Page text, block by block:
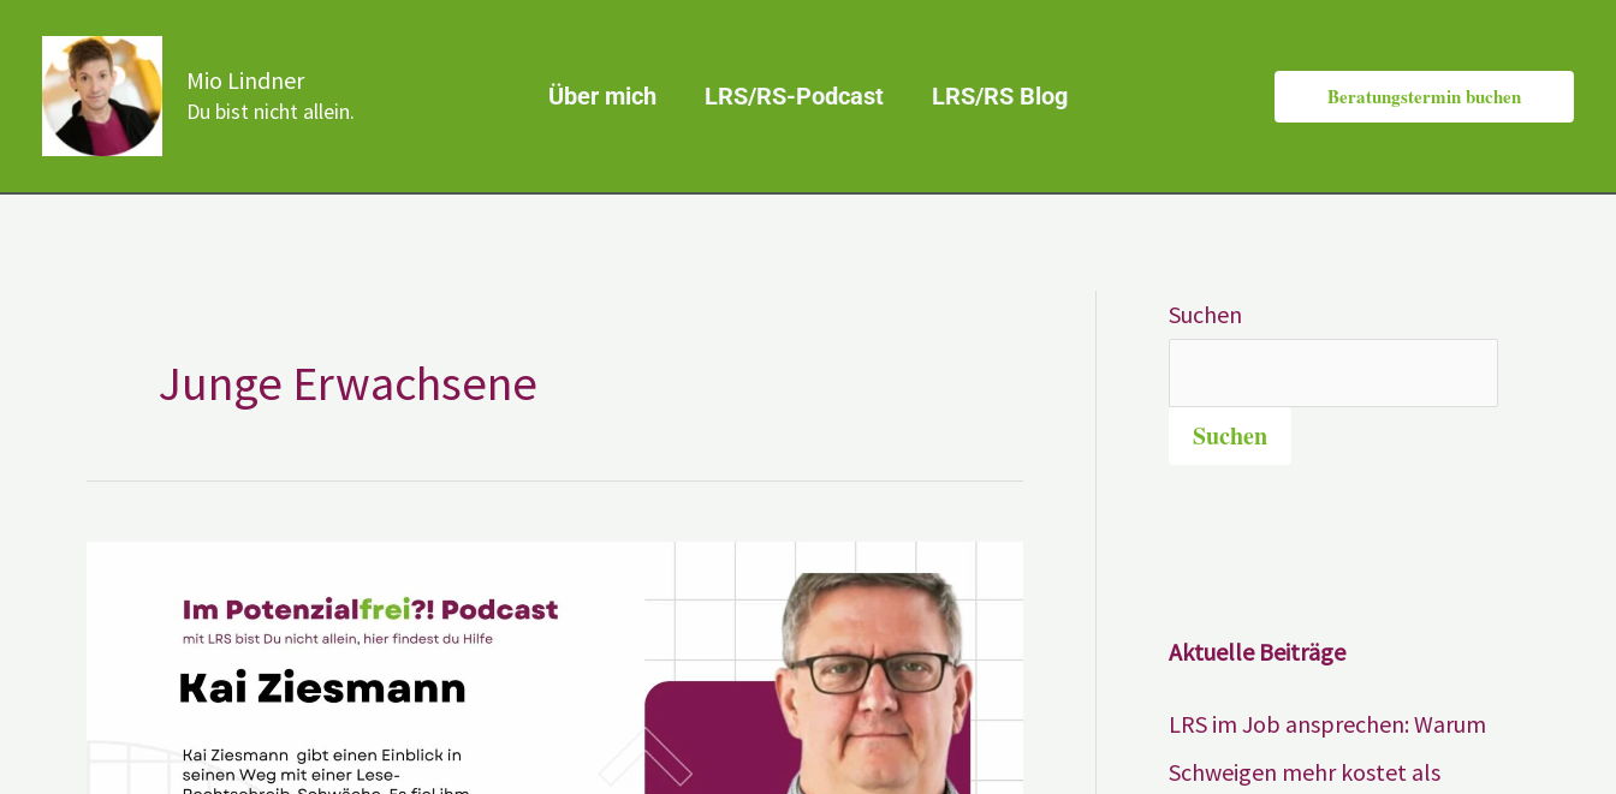
Inhalt
springen
Mio Lindner
Du bist nicht allein. Über mich LRS/RS-Podcast LRS/RS Blog Beratungstermin buchen
Junge Erwachsene
Potenzialfrei?!
Suchen
Suchen
Aktuelle Beiträge
LRS im Job ansprechen: Warum
Schweigen mehr kostet als